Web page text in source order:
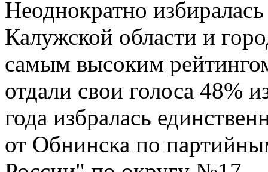
Неоднократно
Калужской области и
самым высоким
отдали свои голоса 48%
года избралась
от Обнинска по